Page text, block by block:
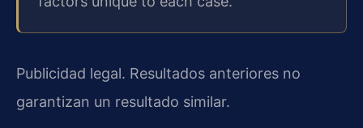
Publicidad legal. Resultados anteriores no
garantizan un resultado similar.